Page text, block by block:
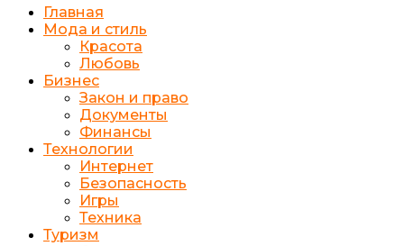
Главная
Мода и стиль
Красота
Любовь
Бизнес
Закон и право
Документы
Финансы
Технологии
Интернет
Безопасность
Игры
Техника
Туризм